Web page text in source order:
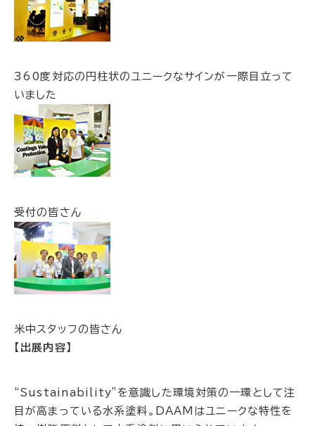
360度対応の円柱状のユニークなサインが一際目立って
いました
受付の皆さん
米中スタッフの皆さん
【出展内容】
“Sustainability”を意識した環境対策の一環として注
目が高まっている水系塗料。DAAMはユニークな特性を